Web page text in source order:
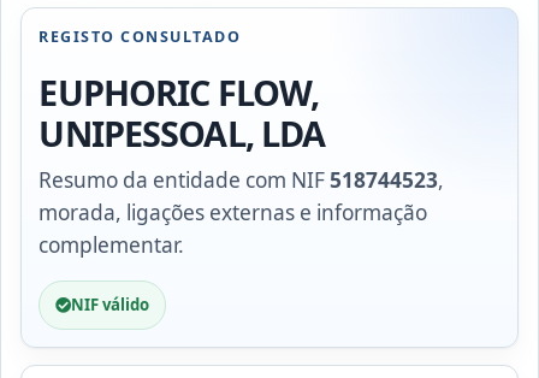
REGISTO CONSULTADO
EUPHORIC FLOW,
UNIPESSOAL, LDA
Resumo da entidade com NIF518744523,
morada, ligações externas e informação
complementar.
NIF válido